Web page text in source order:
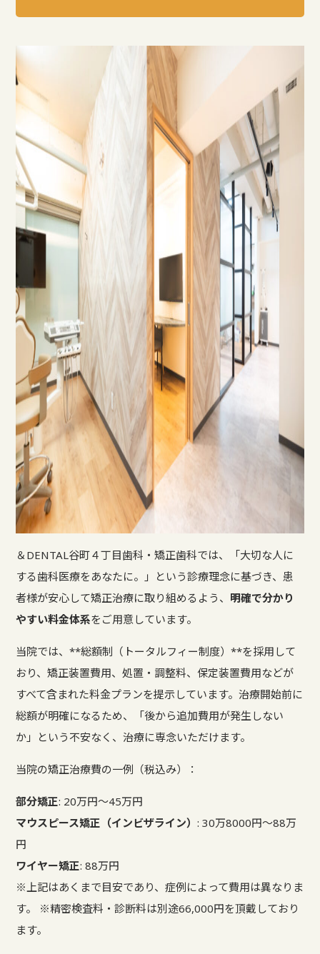
＆DENTAL谷町４丁目歯科・矯正歯科では、「大切な人に
する歯科医療をあなたに。」という診療理念に基づき、患
者様が安心して矯正治療に取り組めるよう、 明確で分かり
やすい料金体系をご用意しています。
当院では、**総額制（トータルフィー制度）**を採用して
おり、矯正装置費用、処置・調整料、保定装置費用などが
すべて含まれた料金プランを提示しています。治療開始前に
総額が明確になるため、「後から追加費用が発生しない
か」という不安なく、治療に専念いただけます。
当院の矯正治療費の一例（税込み）：
部分矯正: 20万円～45万円
マウスピース矯正（インビザライン）: 30万8000円〜88万
円
ワイヤー矯正: 88万円
※上記はあくまで目安であり、症例によって費用は異なりま
す。 ※精密検査料・診断料は別途66,000円を頂戴しており
ます。